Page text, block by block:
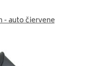
- auto čiervene